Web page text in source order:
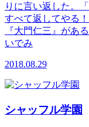
りに言い返した。
すべて返してやる
『大門仁三』があ
いでみ
2018.08.29
シャッフル学園